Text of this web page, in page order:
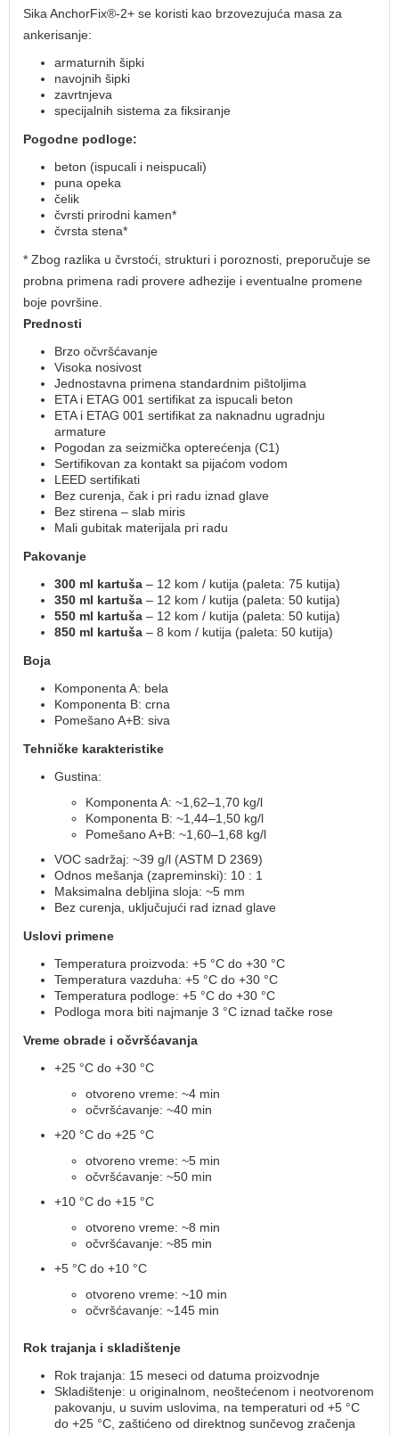
Sika AnchorFix®-2+ se koristi kao brzovezujuća masa za
ankerisanje:
armaturnih šipki
navojnih šipki
zavrtnjeva
specijalnih sistema za fiksiranje
Pogodne podloge:
beton (ispucali i neispucali)
puna opeka
čelik
čvrsti prirodni kamen*
čvrsta stena*
* Zbog razlika u čvrstoći, strukturi i poroznosti, preporučuje se
probna primena radi provere adhezije i eventualne promene
boje površine.
Prednosti
Brzo očvršćavanje
Visoka nosivost
Jednostavna primena standardnim pištoljima
ETA i ETAG 001 sertifikat za ispucali beton
ETA i ETAG 001 sertifikat za naknadnu ugradnju
armature
Pogodan za seizmička opterećenja (C1)
Sertifikovan za kontakt sa pijaćom vodom
LEED sertifikati
Bez curenja, čak i pri radu iznad glave
Bez stirena – slab miris
Mali gubitak materijala pri radu
Pakovanje
300 ml kartuša – 12 kom / kutija (paleta: 75 kutija)
350 ml kartuša – 12 kom / kutija (paleta: 50 kutija)
550 ml kartuša – 12 kom / kutija (paleta: 50 kutija)
850 ml kartuša – 8 kom / kutija (paleta: 50 kutija)
Boja
Komponenta A: bela
Komponenta B: crna
Pomešano A+B: siva
Tehničke karakteristike
Gustina:
Komponenta A: ~1,62–1,70 kg/l
Komponenta B: ~1,44–1,50 kg/l
Pomešano A+B: ~1,60–1,68 kg/l
VOC sadržaj: ~39 g/l (ASTM D 2369)
Odnos mešanja (zapreminski): 10 : 1
Maksimalna debljina sloja: ~5 mm
Bez curenja, uključujući rad iznad glave
Uslovi primene
Temperatura proizvoda: +5 °C do +30 °C
Temperatura vazduha: +5 °C do +30 °C
Temperatura podloge: +5 °C do +30 °C
Podloga mora biti najmanje 3 °C iznad tačke rose
Vreme obrade i očvršćavanja
+25 °C do +30 °C
otvoreno vreme: ~4 min
očvršćavanje: ~40 min
+20 °C do +25 °C
otvoreno vreme: ~5 min
očvršćavanje: ~50 min
+10 °C do +15 °C
otvoreno vreme: ~8 min
očvršćavanje: ~85 min
+5 °C do +10 °C
otvoreno vreme: ~10 min
očvršćavanje: ~145 min
Rok trajanja i skladištenje
Rok trajanja: 15 meseci od datuma proizvodnje
Skladištenje: u originalnom, neoštećenom i neotvorenom
pakovanju, u suvim uslovima, na temperaturi od +5 °C
do +25 °C, zaštićeno od direktnog sunčevog zračenja